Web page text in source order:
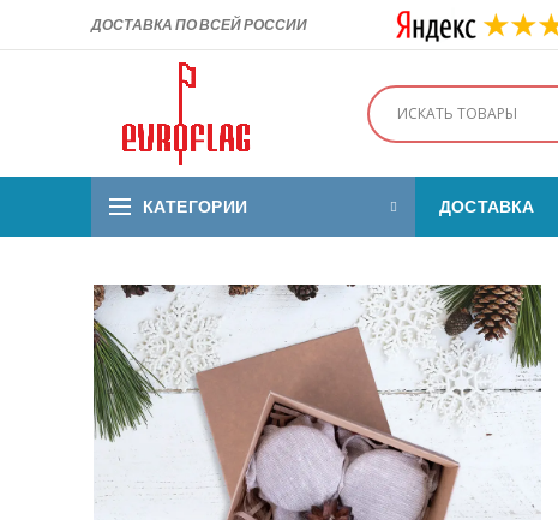
ДОСТАВКА ПО ВСЕЙ РОССИИ
КАТЕГОРИИ ДОСТАВКА